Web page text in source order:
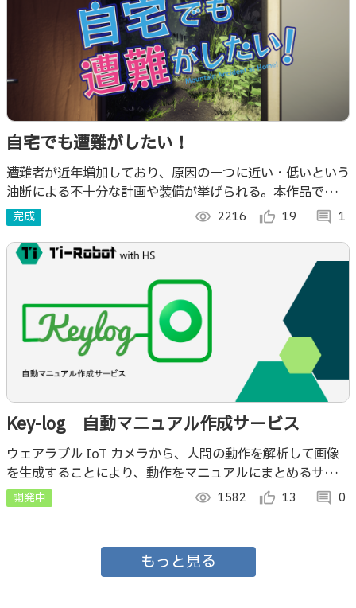
自宅でも遭難がしたい！
遭難者が近年増加しており、原因の一つに近い・低いという
油断による不十分な計画や装備が挙げられる。本作品では自
然現象や低体温症、疲労感を再現することでその怖さを理解
してもらうことができる。
完成 visibility 2216 thumb_up_alt 19 comment 1
Key-log 自動マニュアル作成サービス
ウェアラブル IoT カメラから、人間の動作を解析して画像
を生成することにより、動作をマニュアルにまとめるサービ
ス開発中 visibility 1582 thumb_up_alt 13 comment 0
もっと見る